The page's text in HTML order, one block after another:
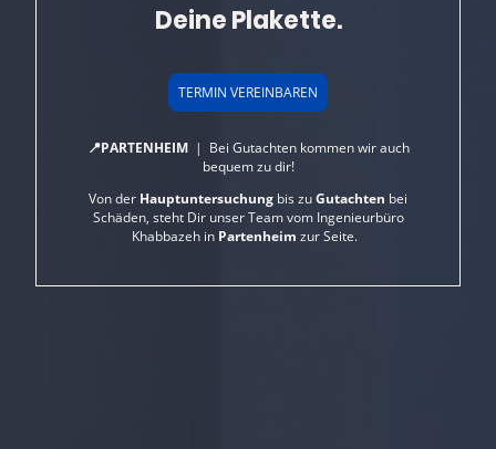
Deine Plakette.
TERMIN VEREINBAREN
📍PARTENHEIM | Bei Gutachten kommen wir auch
bequem zu dir!
Von der Hauptuntersuchung bis zuGutachten bei
Schäden, steht Dir unser Team vom Ingenieurbüro
Khabbazeh in Partenheim zur Seite.